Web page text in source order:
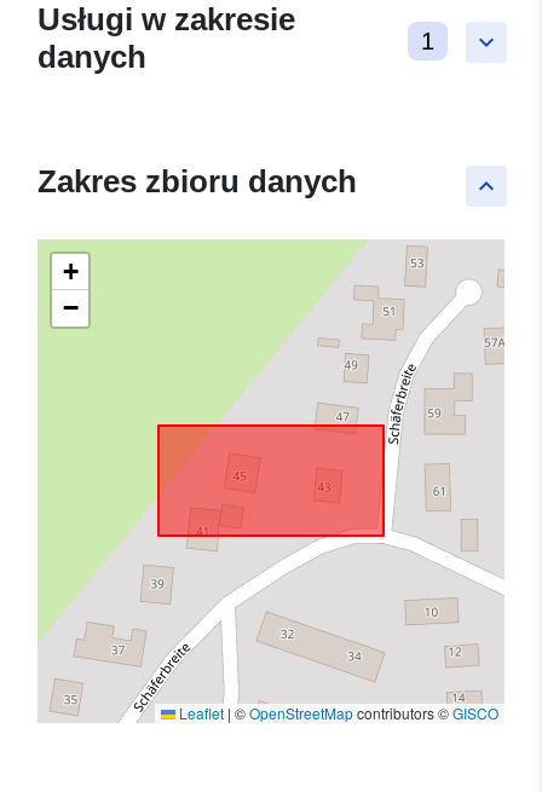
keyboard_arrow_down
Usługi w zakresie
danych
1
keyboard_arrow_up
Zakres zbioru danych
+
−
Leaflet | ©OpenStreetMapcontributors ©GISCO